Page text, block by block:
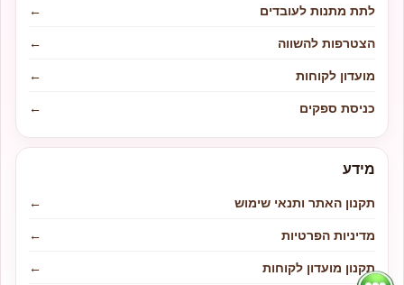
לתת מתנות לעובדים
←
הצטרפות להשווה
←
מועדון לקוחות
←
כניסת ספקים
←
מידע
תקנון האתר ותנאי שימוש
←
מדיניות הפרטיות
←
תקנון מועדון לקוחות
←